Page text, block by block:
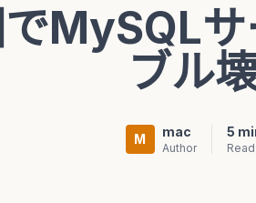
MySQL
ブル
M mac
Author
5